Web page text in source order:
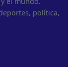
política,